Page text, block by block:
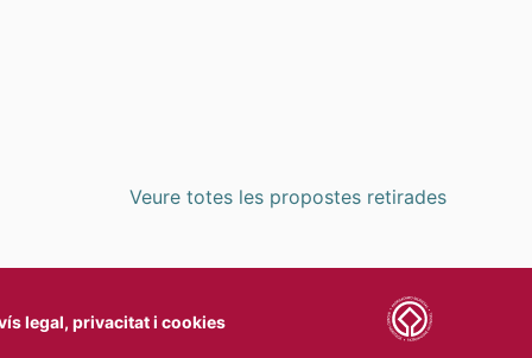
Veure totes les propostes retirades
legal, privacitat i cookies